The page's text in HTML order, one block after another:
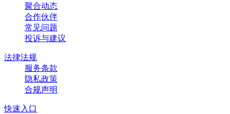
聚合动态
合作伙伴
常见问题
投诉与建议
法律法规
服务条款
隐私政策
合规声明
快速入口